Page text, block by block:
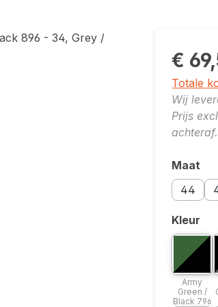
€
Totale
Wij
Prijs
achteraf.
Maat
44
Kleur
Bicolor
Army
Green /
Black 796